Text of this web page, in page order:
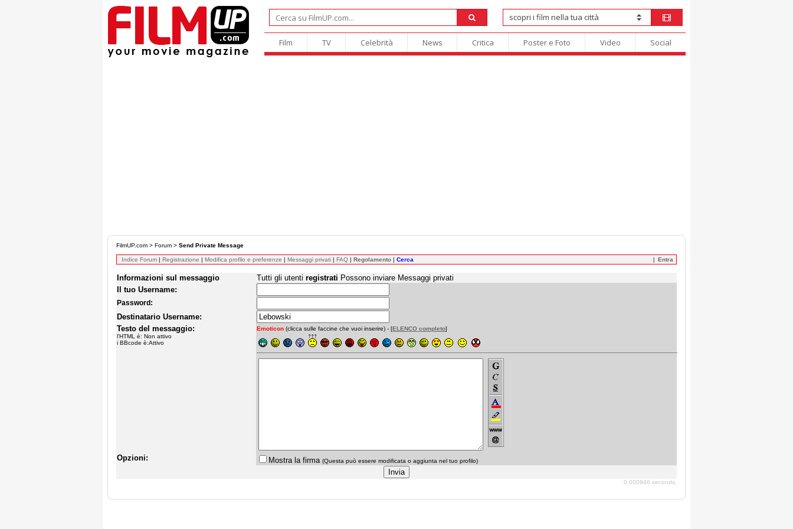
Film TV Celebrità News Critica Poster e Foto Video Social
FilmUP.com > Forum > Send Private Message
Indice Forum | Registrazione | Modifica profilo e preferenze | Messaggi privati | FAQ | Regolamento | Cerca Entra
Informazioni sul messaggio Tutti gli utenti registrati Possono inviare Messaggi privati
Il tuo Username:
Password:
Destinatario Username:
Testo del messaggio:
l'HTML è: Non attivo
i BBcode è:Attivo
Emoticon (clicca sulle faccine che vuoi inserire) - [ELENCO completo]
Opzioni: Mostra la firma (Questa può essere modificata o aggiunta nel tuo profilo)
0.000946 seconds.